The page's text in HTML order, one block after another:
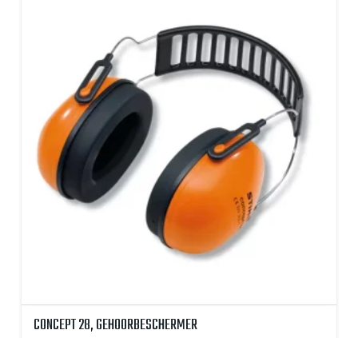
CONCEPT 28, GEHOORBESCHERMER